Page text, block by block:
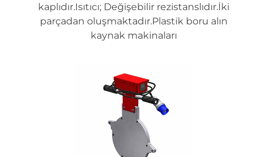
kaplıdır.Isıtıcı; Değişebilir rezistanslıdır.İki
parçadan oluşmaktadır.Plastik boru alın
kaynak makinaları